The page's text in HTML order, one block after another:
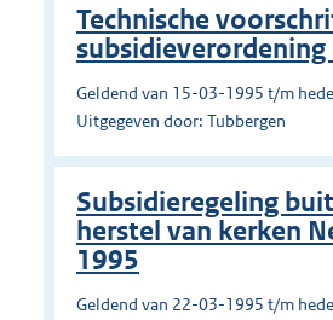
Technische
Geldend van 15-03-1995 t/m
Uitgegeven door: Tubbergen
Subsidieregeling
herstel van kerken
1995
Geldend van 22-03-1995 t/m